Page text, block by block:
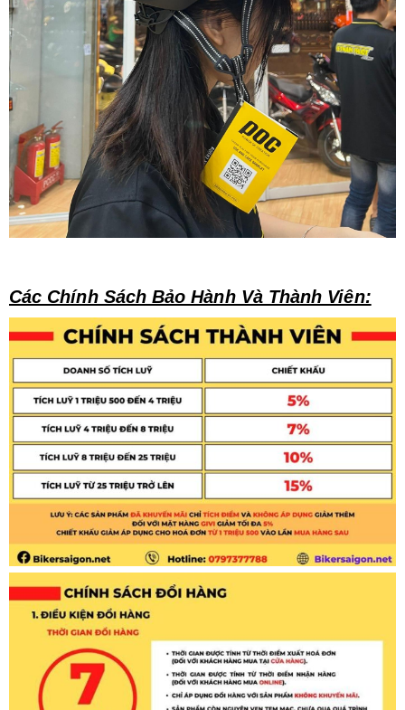
Các Chính Sách Bảo Hành Và Thành Viên: